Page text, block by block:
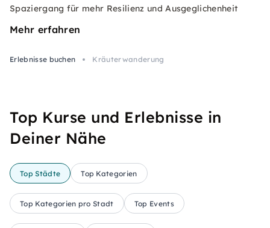
Spaziergang für mehr Resilienz und Ausgeglichenheit
Mehr erfahren
Erlebnisse buchen Kräuterwanderung
Top Kurse und Erlebnisse in
Deiner Nähe
Top Städte Top Kategorien
Top Kategorien pro Stadt Top Events